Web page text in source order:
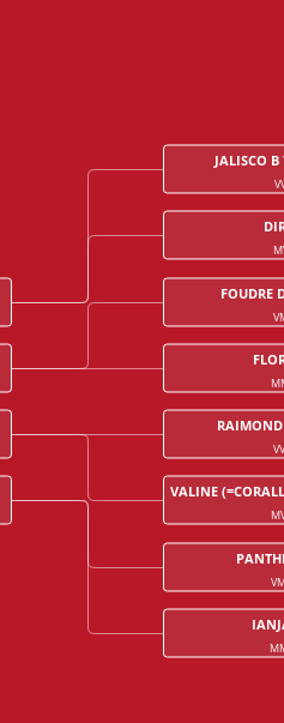
JALISCO
FOUDRE
VALINE